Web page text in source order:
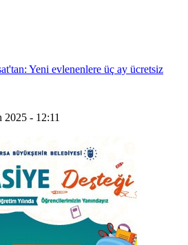
Yeni evlenenlere üç ay ücretsiz
2025 - 12:11